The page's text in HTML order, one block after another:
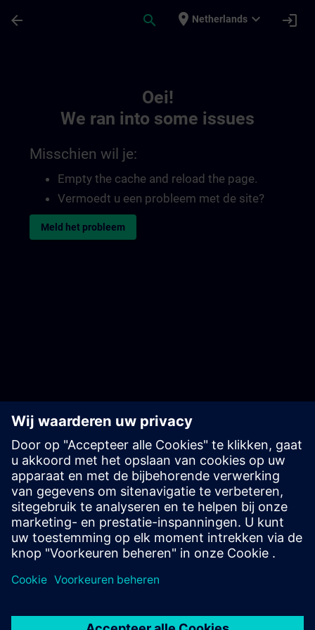
arrow_back search place Netherlands expand_more login
Oei!
We ran into some issues
Misschien wil je:
Empty the cache and reload the page.
Vermoedt u een probleem met de site?
Meld het probleem